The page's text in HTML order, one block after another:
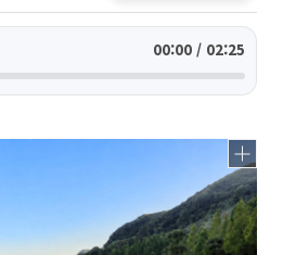
00:00 / 02:25